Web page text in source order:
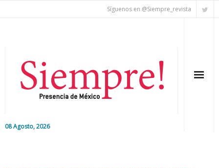
Síguenos en @Siempre_revista
08 Agosto, 2026